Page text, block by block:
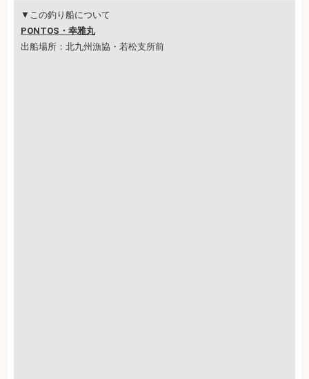
▼この釣り船について
PONTOS・幸雅丸
出船場所：北九州漁協・若松支所前